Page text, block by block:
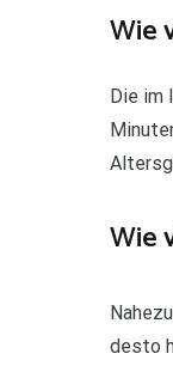
Wie
Die im
Wie
desto